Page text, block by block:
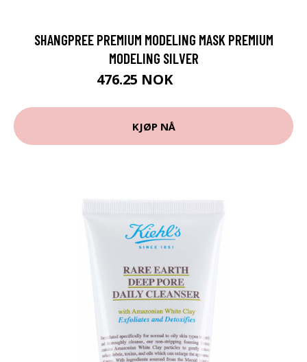
SHANGPREE PREMIUM MODELING MASK PREMIUM
MODELING SILVER
476.25 NOK
KJØP NÅ